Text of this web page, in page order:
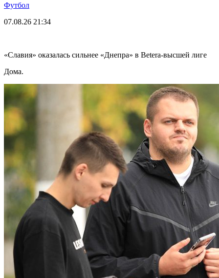
Футбол
07.08.26 21:34
«Славия» оказалась сильнее «Днепра» в Betera-высшей лиге
Дома.